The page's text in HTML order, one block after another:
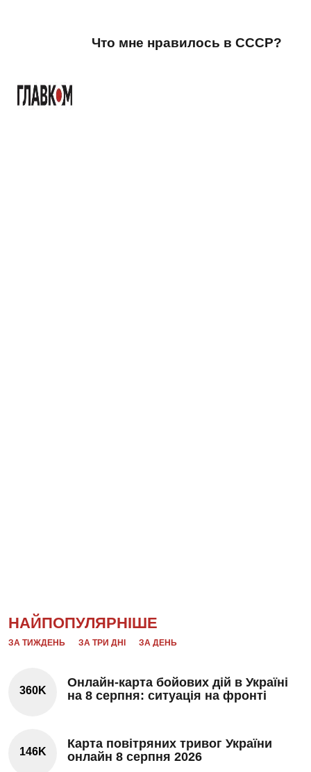
Что мне нравилось в СССР?
НАЙПОПУЛЯРНІШЕ
ЗА ТИЖДЕНЬ ЗА ТРИ ДНІ ЗА ДЕНЬ
360K
Онлайн-карта бойових дій в Україні
на 8 серпня: ситуація на фронті
146K
Карта повітряних тривог України
онлайн 8 серпня 2026